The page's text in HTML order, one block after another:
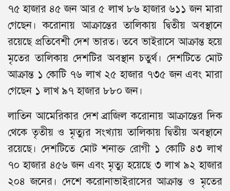
৭৫ হাজার ৪৫ জন আর ৫ লাখ ৮৬ হাজার ৬১১ জন মারা
গেছেন। করোনায় আক্রান্তের তালিকায় দ্বিতীয় অবস্থানে
রয়েছে প্রতিবেশী দেশ ভারত। তবে ভাইরাসে আক্রান্ত হয়ে
মৃতের তালিকায় দেশটির অবস্থান চতুর্থ। দেশটিতে মোট
আক্রান্ত ১ কোটি ৭৬ লাখ ২৫ হাজার ৭৩৫ জন এবং মারা
গেছেন ১ লাখ ৯৭ হাজার ৮৮০ জন।
লাতিন আমেরিকার দেশ ব্রাজিল করোনায় আক্রান্তের দিক
থেকে তৃতীয় ও মৃত্যুর সংখ্যায় তালিকায় দ্বিতীয় অবস্থানে
রয়েছে। দেশটিতে মোট শনাক্ত রোগী ১ কোটি ৪৩ লাখ
৭০ হাজার ৪৫৬ জন এবং মৃত্যু হয়েছে ৩ লাখ ৯২ হাজার
২০৪ জনের। দেশে করোনাভাইরাসের আক্রান্ত ও মৃতের